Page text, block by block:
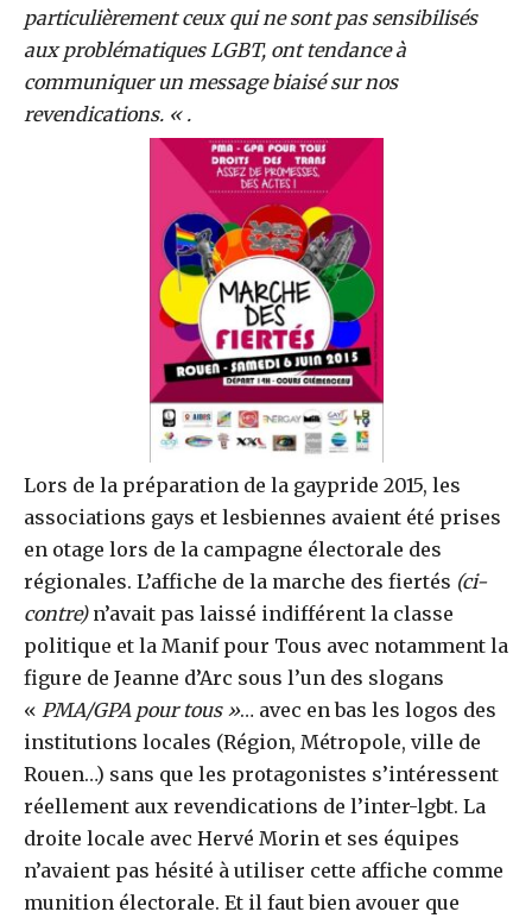
particulièrement ceux qui ne sont pas sensibilisés
aux problématiques LGBT, ont tendance à
communiquer un message biaisé sur nos
revendications. « .
Lors de la préparation de la gaypride 2015, les
associations gays et lesbiennes avaient été prises
en otage lors de la campagne électorale des
régionales. L’affiche de la marche des fiertés (ci-
contre)n’avait pas laissé indifférent la classe
politique et la Manif pour Tous avec notamment la
figure de Jeanne d’Arc sous l’un des slogans
« PMA/GPA pour tous »… avec en bas les logos des
institutions locales (Région, Métropole, ville de
Rouen…) sans que les protagonistes s’intéressent
réellement aux revendications de l’inter-lgbt. La
droite locale avec Hervé Morin et ses équipes
n’avaient pas hésité à utiliser cette affiche comme
munition électorale. Et il faut bien avouer que